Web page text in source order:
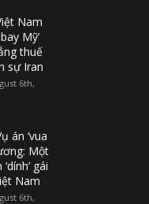
Nam
Mỹ’
thuế
sự Iran
6th,
án ‘vua
Một
gái
Nam
6th,